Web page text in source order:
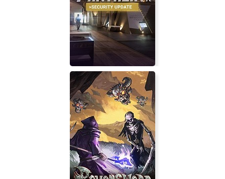
The Ghost Train
Panther VR